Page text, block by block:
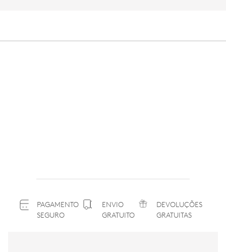
PAGAMENTO
SEGURO
ENVIO
GRATUITO
DEVOLUÇÕES
GRATUITAS